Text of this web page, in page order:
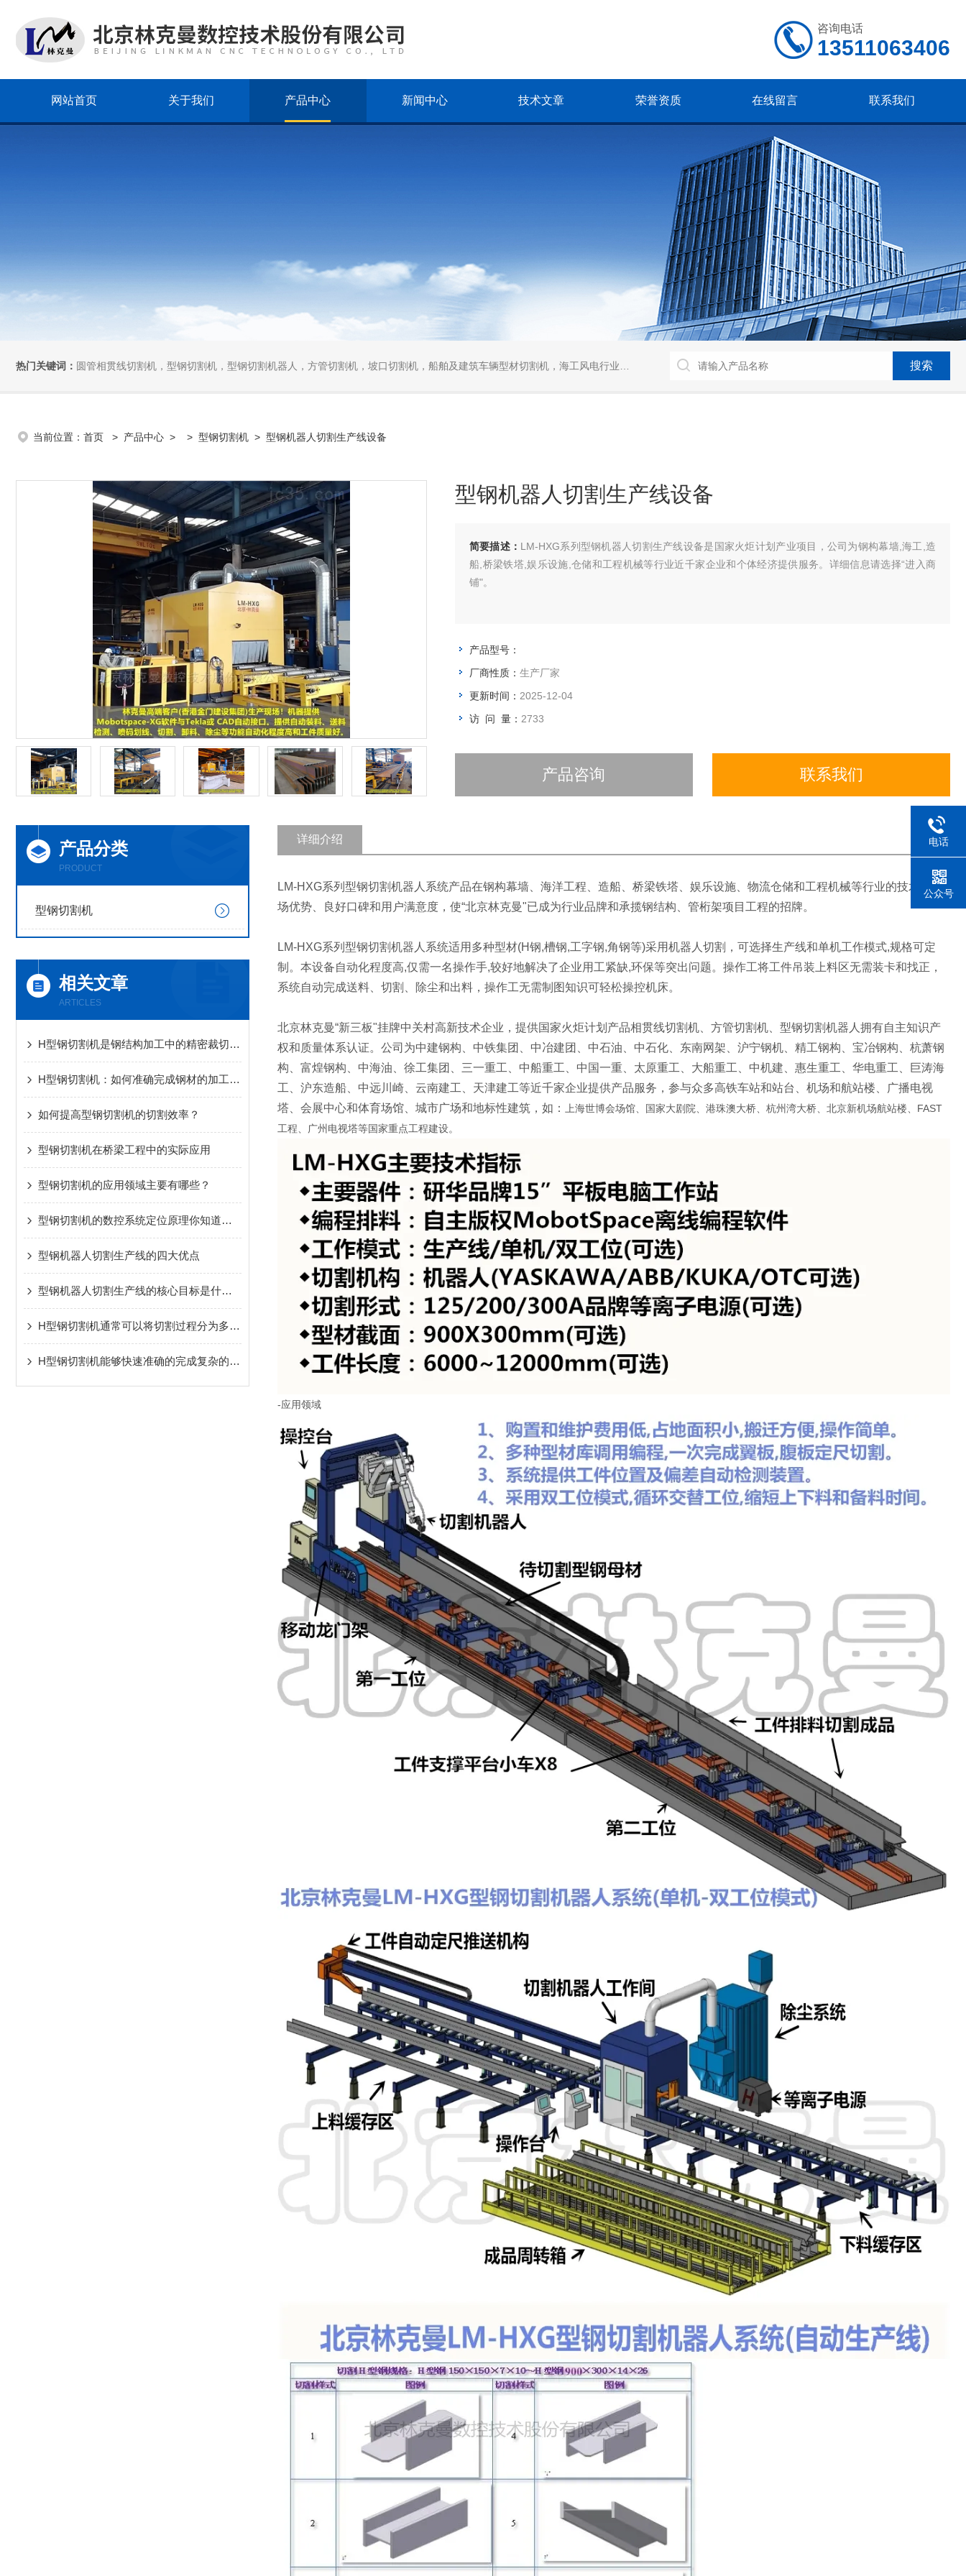
咨询电话
13511063406
网站首页 关于我们 产品中心 新闻中心 技术文章 荣誉资质 在线留言 联系我们
热门关键词： 圆管相贯线切割机，型钢切割机，型钢切割机器人，方管切割机，坡口切割机，船舶及建筑车辆型材切割机，海工风电行业相贯线切割机，离线编程软件
当前位置： 首页 > 产品中心 > > 型钢切割机 > 型钢机器人切割生产线设备
型钢机器人切割生产线设备
简要描述： LM-HXG系列型钢机器人切割生产线设备是国家火炬计划产业项目，公司为钢构幕墙,海工,造
船,桥梁铁塔,娱乐设施,仓储和工程机械等行业近千家企业和个体经济提供服务。详细信息请选择“进入商
铺"。
产品型号：
厂商性质： 生产厂家
更新时间： 2025-12-04
访 问 量： 2733
产品咨询 联系我们
产品分类
PRODUCT
型钢切割机
相关文章
ARTICLES
H型钢切割机是钢结构加工中的精密裁切设备
H型钢切割机：如何准确完成钢材的加工任务？
如何提高型钢切割机的切割效率？
型钢切割机在桥梁工程中的实际应用
型钢切割机的应用领域主要有哪些？
型钢切割机的数控系统定位原理你知道吗？
型钢机器人切割生产线的四大优点
型钢机器人切割生产线的核心目标是什么？
H型钢切割机通常可以将切割过程分为多个环节
H型钢切割机能够快速准确的完成复杂的切割任务
详细介绍
LM-HXG系列型钢切割机器人系统产品在钢构幕墙、海洋工程、造船、桥梁铁塔、娱乐设施、物流仓储和工程机械等行业的技术和市
场优势、良好口碑和用户满意度，使“北京林克曼"已成为行业品牌和承揽钢结构、管桁架项目工程的招牌。
LM-HXG系列型钢切割机器人系统适用多种型材(H钢,槽钢,工字钢,角钢等)采用机器人切割，可选择生产线和单机工作模式,规格可定
制。本设备自动化程度高,仅需一名操作手,较好地解决了企业用工紧缺,环保等突出问题。操作工将工件吊装上料区无需装卡和找正，
系统自动完成送料、切割、除尘和出料，操作工无需制图知识可轻松操控机床。
北京林克曼“新三板"挂牌中关村高新技术企业，提供国家火炬计划产品相贯线切割机、方管切割机、型钢切割机器人拥有自主知识产
权和质量体系认证。公司为中建钢构、中铁集团、中冶建团、中石油、中石化、东南网架、沪宁钢机、精工钢构、宝冶钢构、杭萧钢
构、富煌钢构、中海油、徐工集团、三一重工、中船重工、中国一重、太原重工、大船重工、中机建、惠生重工、华电重工、巨涛海
工、沪东造船、中远川崎、云南建工、天津建工等近千家企业提供产品服务，参与众多高铁车站和站台、机场和航站楼、广播电视
塔、会展中心和体育场馆、城市广场和地标性建筑，如：
上海世博会场馆、国家大剧院、港珠澳大桥、杭州湾大桥、北京新机场航站楼、FAST
工程、广州电视塔等国家重点工程建设。
-应用领域
电话
公众号